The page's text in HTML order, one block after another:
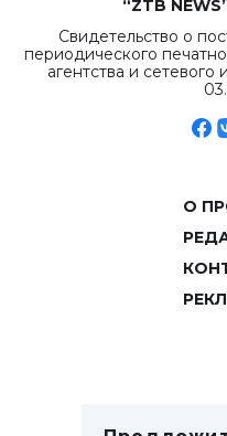
“ZTB
Свидетельство о
периодического
агентства и
О